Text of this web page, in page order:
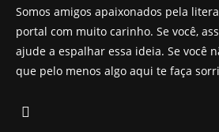
Somos amigos apaixonados pela
portal com muito carinho. Se você,
ajude a espalhar essa ideia. Se você
que pelo menos algo aqui te faça